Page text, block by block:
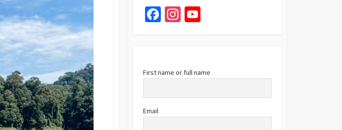
Fa
o
k
In
m b
e
First name or full name
Email